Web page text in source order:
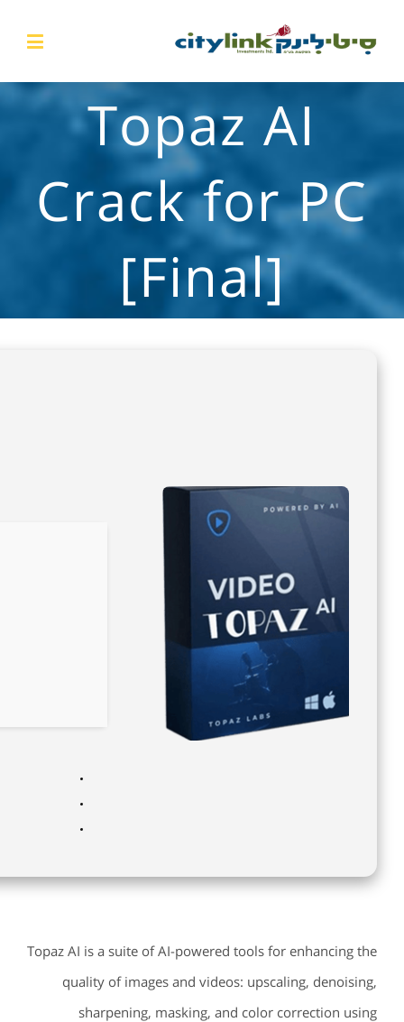
Topaz AI
Crack for PC
[Final]
Topaz AI is a suite of AI-powered tools for enhancing the
quality of images and videos: upscaling, denoising,
sharpening, masking, and color correction using